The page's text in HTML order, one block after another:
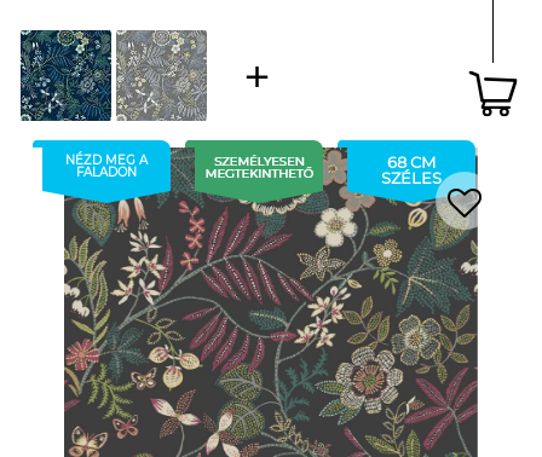
NÉZD MEG A
FALADON
68 CM
SZÉLES